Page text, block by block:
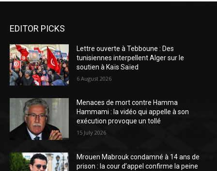
EDITOR PICKS
Lettre ouverte à Tebboune : Des
tunisiennes interpellent Alger sur le
soutien à Kaïs Saïed
6 August 2026
Menaces de mort contre Hamma
Hammami : la vidéo qui appelle à son
exécution provoque un tollé
15 July 2026
Mrouen Mabrouk condamné à 14 ans de
prison : la cour d’appel confirme la peine